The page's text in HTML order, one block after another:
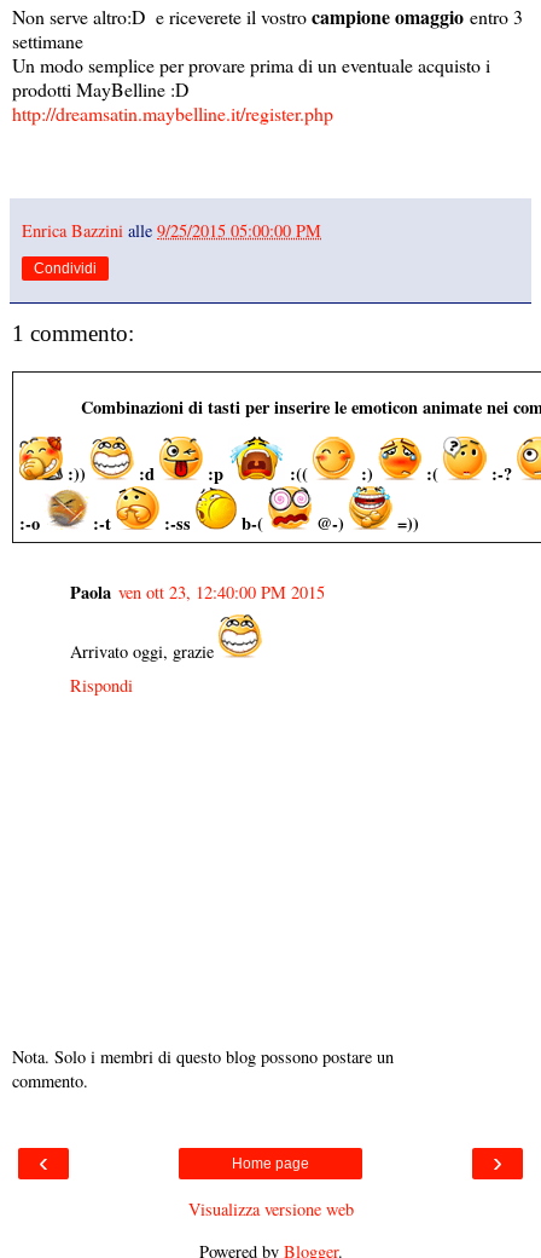
Non serve altro:D e riceverete il vostrocampione omaggio entro 3
settimane
Un modo semplice per provare prima di un eventuale acquisto i
prodotti MayBelline :D
http://dreamsatin.maybelline.it/register.php
Enrica Bazzini alle 9/25/2015 05:00:00 PM
Condividi
1 commento:
Combinazioni di tasti per inserire le emoticon animate nei
:)) :d :p :(( :) :(
:-?
:-o
:-t :-ss b-( @-) =))
Paola ven ott 23, 12:40:00 PM 2015
Arrivato oggi, grazie
Rispondi
Nota. Solo i membri di questo blog possono postare un
commento.
‹ ›
Home page
Visualizza versione web
Powered by Blogger.